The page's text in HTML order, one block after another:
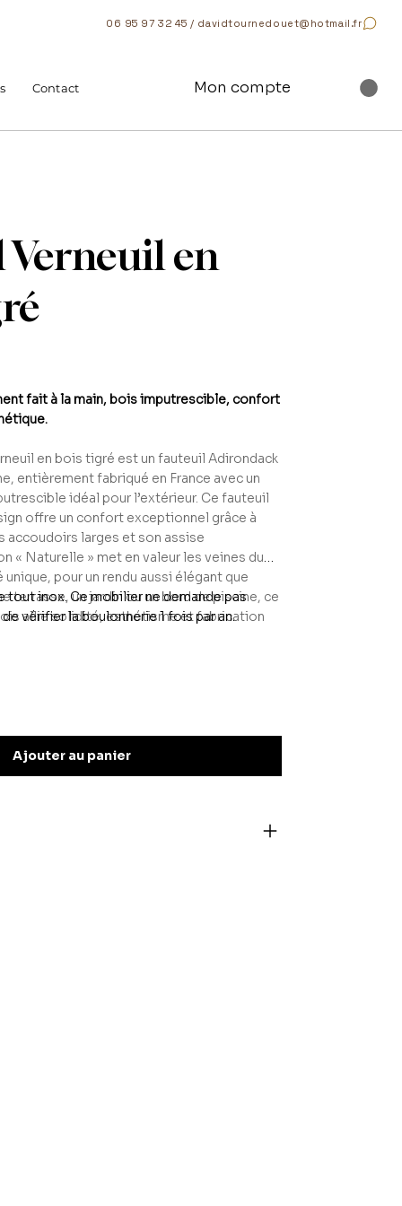
06 95 97 32 45 / davidtournedouet@hotmail.fr
Contact Mon compte
Verneuil en
fait à la main, bois imputrescible, confort
en bois tigré est un fauteuil Adirondack
entièrement fabriqué en France avec un
idéal pour l’extérieur. Ce fauteuil
offre un confort exceptionnel grâce à
accoudoirs larges et son assise
« Naturelle » met en valeur les veines du
pour un rendu aussi élégant que
terrasse, un jardin ou un bord de piscine, ce
allie solidité, esthétisme et fabrication
tout inox. Ce mobilier ne demande pas
vérifier la boulonnerie 1 fois par an.
Ajouter au panier